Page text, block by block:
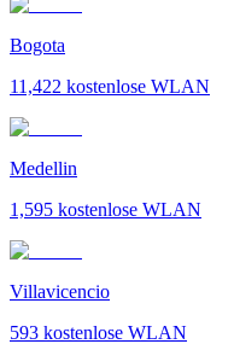
Bogota
11,422 kostenlose WLAN
Medellin
1,595 kostenlose WLAN
Villavicencio
593 kostenlose WLAN